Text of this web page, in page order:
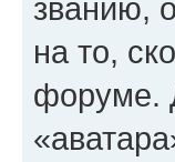
званию,
на то,
форуме.